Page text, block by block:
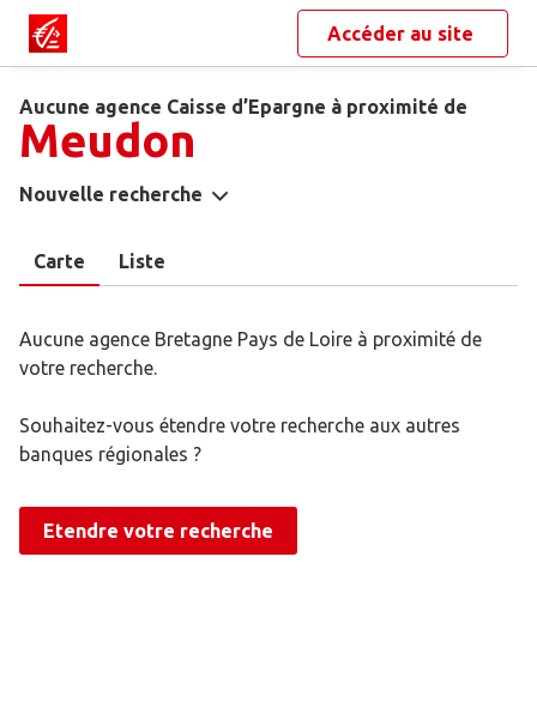
Accéder au site
Aucune agence Caisse d’Epargne à proximité de
Meudon
Nouvelle recherche
Carte Liste
Aucune agence Bretagne Pays de Loire à proximité de
votre recherche.
Souhaitez-vous étendre votre recherche aux autres
banques régionales ?
Etendre votre recherche